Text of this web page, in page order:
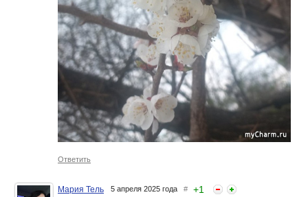
Ответить
Мария Тель 5 апреля 2025 года # +1